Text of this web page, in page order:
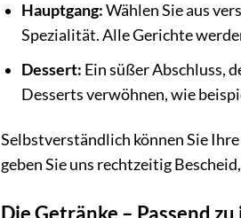
Hauptgang:Wählen Sie aus
Spezialität. Alle Gerichte
Dessert: Ein süßer Abschluss,
Desserts verwöhnen, wie
Selbstverständlich können Sie
geben Sie uns rechtzeitig
Die Getränke – Passend